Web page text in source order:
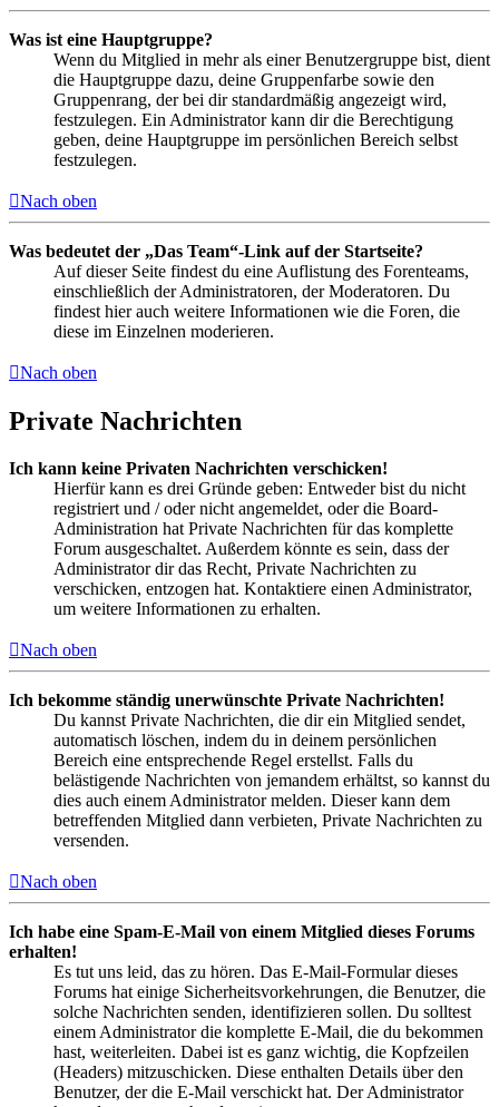
Was ist eine Hauptgruppe?
Wenn du Mitglied in mehr als einer Benutzergruppe bist, dient
die Hauptgruppe dazu, deine Gruppenfarbe sowie den
Gruppenrang, der bei dir standardmäßig angezeigt wird,
festzulegen. Ein Administrator kann dir die Berechtigung
geben, deine Hauptgruppe im persönlichen Bereich selbst
festzulegen.
Nach oben
Was bedeutet der „Das Team“-Link auf der Startseite?
Auf dieser Seite findest du eine Auflistung des Forenteams,
einschließlich der Administratoren, der Moderatoren. Du
findest hier auch weitere Informationen wie die Foren, die
diese im Einzelnen moderieren.
Nach oben
Private Nachrichten
Ich kann keine Privaten Nachrichten verschicken!
Hierfür kann es drei Gründe geben: Entweder bist du nicht
registriert und / oder nicht angemeldet, oder die Board-
Administration hat Private Nachrichten für das komplette
Forum ausgeschaltet. Außerdem könnte es sein, dass der
Administrator dir das Recht, Private Nachrichten zu
verschicken, entzogen hat. Kontaktiere einen Administrator,
um weitere Informationen zu erhalten.
Nach oben
Ich bekomme ständig unerwünschte Private Nachrichten!
Du kannst Private Nachrichten, die dir ein Mitglied sendet,
automatisch löschen, indem du in deinem persönlichen
Bereich eine entsprechende Regel erstellst. Falls du
belästigende Nachrichten von jemandem erhältst, so kannst du
dies auch einem Administrator melden. Dieser kann dem
betreffenden Mitglied dann verbieten, Private Nachrichten zu
versenden.
Nach oben
Ich habe eine Spam-E-Mail von einem Mitglied dieses Forums
erhalten!
Es tut uns leid, das zu hören. Das E-Mail-Formular dieses
Forums hat einige Sicherheitsvorkehrungen, die Benutzer, die
solche Nachrichten senden, identifizieren sollen. Du solltest
einem Administrator die komplette E-Mail, die du bekommen
hast, weiterleiten. Dabei ist es ganz wichtig, die Kopfzeilen
(Headers) mitzuschicken. Diese enthalten Details über den
Benutzer, der die E-Mail verschickt hat. Der Administrator